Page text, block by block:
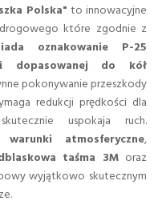
Polska" to innowacyjne
które zgodnie z
oznakowanie P-25
dopasowanej do kół
pokonywanie przeszkody
redukcji prędkości dla
uspokaja ruch.
atmosferyczne,
taśma 3M oraz
wyjątkowo skutecznym